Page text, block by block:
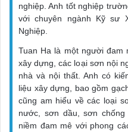
nghiệp. Anh tốt nghiệp
với chuyên ngành Kỹ sư
Nghiệp.
Tuan Ha là một người đam
xây dựng, các loại sơn nội
nhà và nội thất. Anh có
liệu xây dựng, bao gồm
cũng am hiểu về các loại
nước, sơn dầu, sơn
niềm đam mê với phong